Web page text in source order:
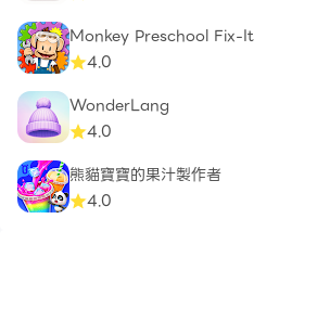
Monkey Preschool Fix-It
4.0
WonderLang
4.0
熊貓寶寶的果汁製作者
4.0